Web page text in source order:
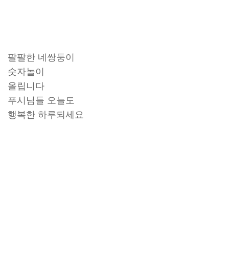
팔팔한 네쌍둥이
숫자놀이
올립니다
푸시님들 오늘도
행복한 하루되세요